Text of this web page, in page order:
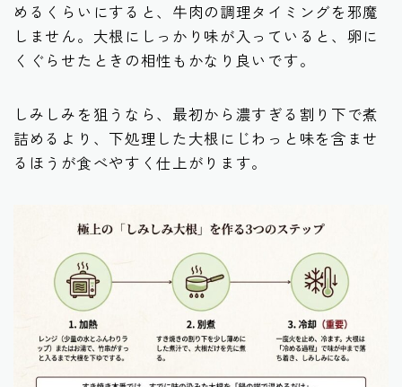
めるくらいにすると、牛肉の調理タイミングを邪魔
しません。大根にしっかり味が入っていると、卵に
くぐらせたときの相性もかなり良いです。
しみしみを狙うなら、最初から濃すぎる割り下で煮
詰めるより、下処理した大根にじわっと味を含ませ
るほうが食べやすく仕上がります。